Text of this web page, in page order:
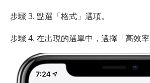
步驟 3. 點選「格式」選項。
步驟 4. 在出現的選單中，選擇「高效率